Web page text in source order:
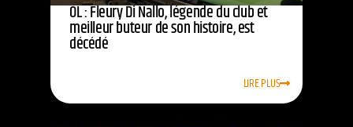
OL : Fleury Di Nallo, légende du club et
meilleur buteur de son histoire, est
décédé
LIRE PLUS